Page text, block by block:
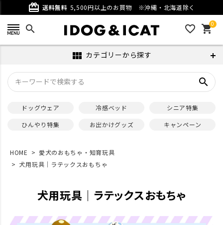
card_giftcard 送料無料 5,500円以上のお買物 ※沖縄・北海道除く
search favorite_outline 0
shopping_cart
view_module カテゴリーから探す
search
ドッグウェア 冷感ベッド
シニア特集
ひんやり特集
お出かけグッズ キャンペーン
HOME
愛犬のおもちゃ・知育玩具
犬用玩具｜ラテックスおもちゃ
犬用玩具｜ラテックスおもちゃ